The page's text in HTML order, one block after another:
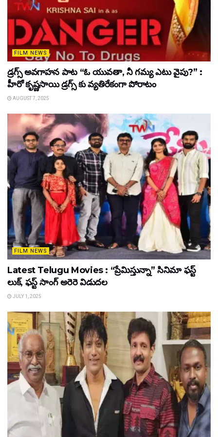
FILM NEWS
డ్రగ్స్ అవగాహన పాట “ఓ యువతా, నీ గమ్య ఎటు వైపు?” :
హీరో కృష్ణసాయి డ్రగ్స్ కు వ్యతిరేకంగా పోరాటం
AUGUST 7, 2025
FILM NEWS
Latest Telugu Movies : “ప్రేమిస్తున్నా” సినిమా ఫస్ట్
లుక్, ఫస్ట్ సాంగ్ అరెరె విడుదల
JULY 1, 2025